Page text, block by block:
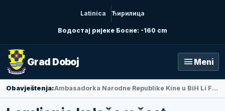
Latinica Ћирилица
Водостај ријеке Босне: -160 cm
Grad Doboj menu Meni
Obavještenja: Ambasadorka Narodne Republike Kine u BiH Li Fan posjetila Doboj